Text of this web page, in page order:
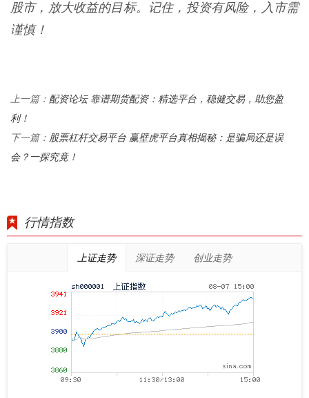
股市，放大收益的目标。记住，投资有风险，入市需
谨慎！
上一篇： 配资论坛 靠谱期货配资：精选平台，稳健交易，助您盈
利！
下一篇： 股票杠杆交易平台 赢壁虎平台真相揭秘：是骗局还是误
会？一探究竟！
行情指数
上证走势 深证走势 创业走势